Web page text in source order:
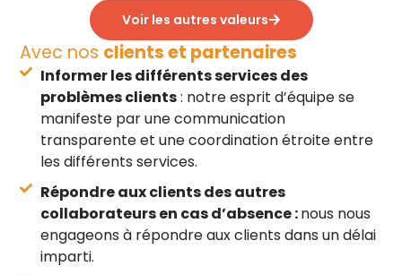
Voir les autres valeurs
Avec nos clients et partenaires
Informer les différents services des
problèmes clients: notre esprit d’équipe se
manifeste par une communication
transparente et une coordination étroite entre
les différents services.
Répondre aux clients des autres
collaborateurs en cas d’absence :nous nous
engageons à répondre aux clients dans un délai
imparti.